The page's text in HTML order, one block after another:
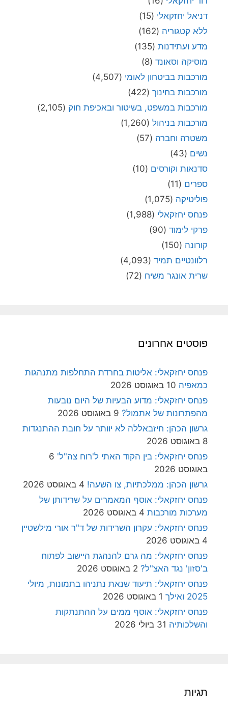
דניאל יחזקאלי (15)
ללא קטגוריה (162)
מדע ועתידנות (135)
מוסיקה וסאונד (8)
מורכבות בביטחון לאומי (4,507)
מורכבות בחינוך (422)
מורכבות במשפט, בשיטור ובאכיפת חוק (2,105)
מורכבות בניהול (1,260)
משטרה וחברה (57)
נשים (43)
סדנאות וקורסים (10)
ספרים (11)
פוליטיקה (1,075)
פנחס יחזקאלי (1,988)
פרקי לימוד (90)
קורונה (150)
רלוונטיים תמיד (4,093)
שרית אונגר משיח (72)
פוסטים אחרונים
פנחס יחזקאלי: אליטות בחרדת התחלפות מתנהגות
כמאפיה 10 באוגוסט 2026
פנחס יחזקאלי: מדוע הבעיות של היום נובעות
מהפתרונות של אתמול? 9 באוגוסט 2026
גרשון הכהן: חיזבאללה לא יוותר על חובת ההתנגדות
8 באוגוסט 2026
פנחס יחזקאלי: בין הקוד האתי ל'רוח צה"ל' 6
באוגוסט 2026
גרשון הכהן: ממלכתיות, צו השעה! 4 באוגוסט 2026
פנחס יחזקאלי: אוסף המאמרים על שרידותן של
מערכות מורכבות 4 באוגוסט 2026
פנחס יחזקאלי: עקרון השרידות של ד"ר אורי מילשטיין
4 באוגוסט 2026
פנחס יחזקאלי: מה גרם להנהגת היישוב לפתוח
ב'סזון' נגד האצ"ל? 2 באוגוסט 2026
פנחס יחזקאלי: תיעוד שנאת נתניהו בתמונות, מיולי
2025 ואילך
1 באוגוסט 2026
פנחס יחזקאלי: אוסף ממים על ההתנתקות
והשלכותיה 31 ביולי 2026
תגיות